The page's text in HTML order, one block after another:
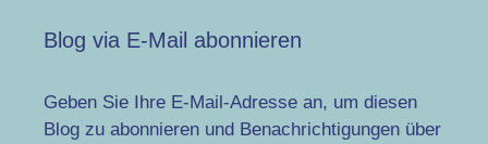
Blog via E-Mail abonnieren
Geben Sie Ihre E-Mail-Adresse an, um diesen
Blog zu abonnieren und Benachrichtigungen über